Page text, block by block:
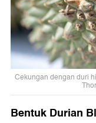
Cekungan dengan duri
Bentuk Durian